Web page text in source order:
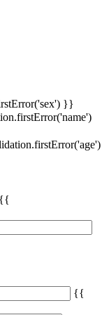
}}
{{
{{